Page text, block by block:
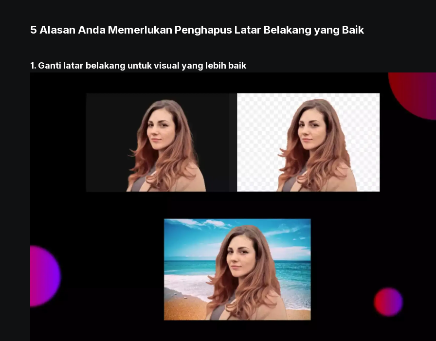
5 Alasan Anda Memerlukan Penghapus Latar Belakang yang Baik
1. Ganti latar belakang untuk visual yang lebih baik